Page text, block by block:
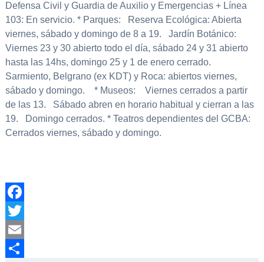
Defensa Civil y Guardia de Auxilio y Emergencias + Línea
103: En servicio. * Parques: Reserva Ecológica: Abierta
viernes, sábado y domingo de 8 a 19. Jardín Botánico:
Viernes 23 y 30 abierto todo el día, sábado 24 y 31 abierto
hasta las 14hs, domingo 25 y 1 de enero cerrado.
Sarmiento, Belgrano (ex KDT) y Roca: abiertos viernes,
sábado y domingo. * Museos: Viernes cerrados a partir
de las 13. Sábado abren en horario habitual y cierran a las
19. Domingo cerrados. * Teatros dependientes del GCBA:
Cerrados viernes, sábado y domingo.
Facebook
Twitter
Email